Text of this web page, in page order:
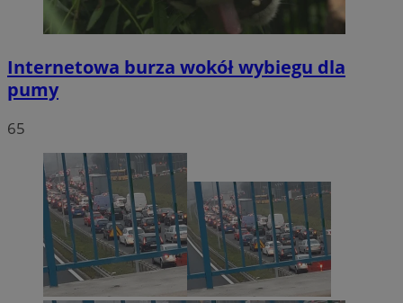
Internetowa burza wokół wybiegu dla
pumy
65